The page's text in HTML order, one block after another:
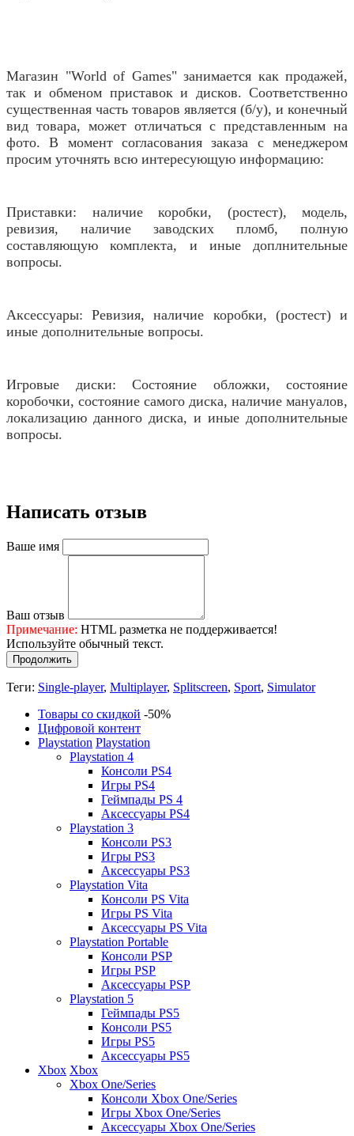
Магазин "World of Games" занимается как продажей,
так и обменом приставок и дисков. Соответственно
существенная часть товаров является (б/у), и конечный
вид товара, может отличаться с представленным на
фото. В момент согласования заказа с менеджером
просим уточнять всю интересующую информацию:
Приставки: наличие коробки, (ростест), модель,
ревизия, наличие заводских пломб, полную
составляющую комплекта, и иные доплнительные
вопросы.
Аксессуары: Ревизия, наличие коробки, (ростест) и
иные дополнительные вопросы.
Игровые диски: Состояние обложки, состояние
коробочки, состояние самого диска, наличие мануалов,
локализацию данного диска, и иные дополнительные
вопросы.
Написать отзыв
Ваше имя
Ваш отзыв
Примечание: HTML разметка не поддерживается!
Используйте обычный текст.
Продолжить
Теги: Single-player, Multiplayer, Splitscreen, Sport, Simulator
Товары со скидкой -50%
Цифровой контент
Playstation Playstation
Playstation 4
Консоли PS4
Игры PS4
Геймпады PS 4
Аксессуары PS4
Playstation 3
Консоли PS3
Игры PS3
Аксессуары PS3
Playstation Vita
Консоли PS Vita
Игры PS Vita
Аксессуары PS Vita
Playstation Portable
Консоли PSP
Игры PSP
Аксессуары PSP
Playstation 5
Геймпады PS5
Консоли PS5
Игры PS5
Аксессуары PS5
Xbox Xbox
Xbox One/Series
Консоли Xbox One/Series
Игры Xbox One/Series
Аксессуары Xbox One/Series